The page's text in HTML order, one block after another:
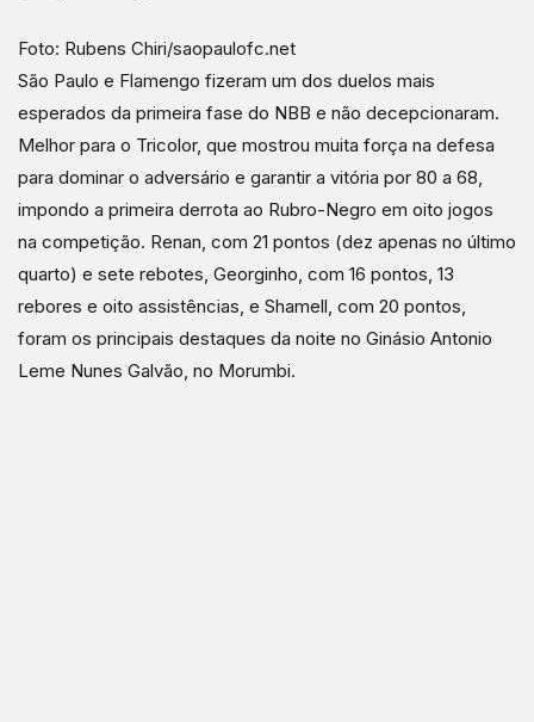
Foto: Rubens Chiri/saopaulofc.net
São Paulo e Flamengo fizeram um dos duelos mais
esperados da primeira fase do NBB e não decepcionaram.
Melhor para o Tricolor, que mostrou muita força na defesa
para dominar o adversário e garantir a vitória por 80 a 68,
impondo a primeira derrota ao Rubro-Negro em oito jogos
na competição. Renan, com 21 pontos (dez apenas no último
quarto) e sete rebotes, Georginho, com 16 pontos, 13
rebores e oito assistências, e Shamell, com 20 pontos,
foram os principais destaques da noite no Ginásio Antonio
Leme Nunes Galvão, no Morumbi.